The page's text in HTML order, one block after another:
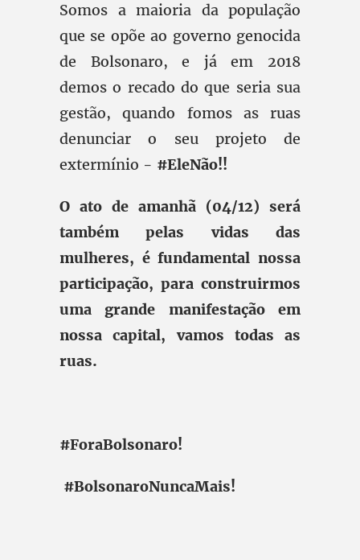
Somos a maioria da população
que se opõe ao governo genocida
de Bolsonaro, e já em 2018
demos o recado do que seria sua
gestão, quando fomos as ruas
denunciar o seu projeto de
extermínio - #EleNão!!
O ato de amanhã (04/12) será
também pelas vidas das
mulheres, é fundamental nossa
participação, para construirmos
uma grande manifestação em
nossa capital, vamos todas as
ruas.
#ForaBolsonaro!
#BolsonaroNuncaMais!